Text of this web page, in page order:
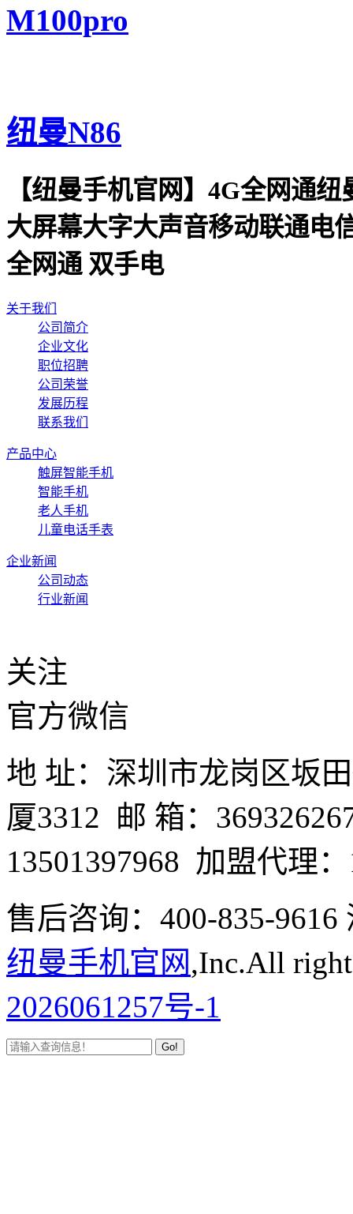
M100pro
纽曼N86
【纽曼手机官网】4G全网通
大屏幕大字大声音移动联通电
全网通 双手电
关于我们
公司简介
企业文化
职位招聘
公司荣誉
发展历程
联系我们
产品中心
触屏智能手机
智能手机
老人手机
儿童电话手表
企业新闻
公司动态
行业新闻
关注
官方微信
地 址：深圳市龙岗区坂
厦3312 邮 箱：
13501397968 加盟代理
售后咨询：400-835-
纽曼手机官网,Inc.All
2026061257号-1
Go!